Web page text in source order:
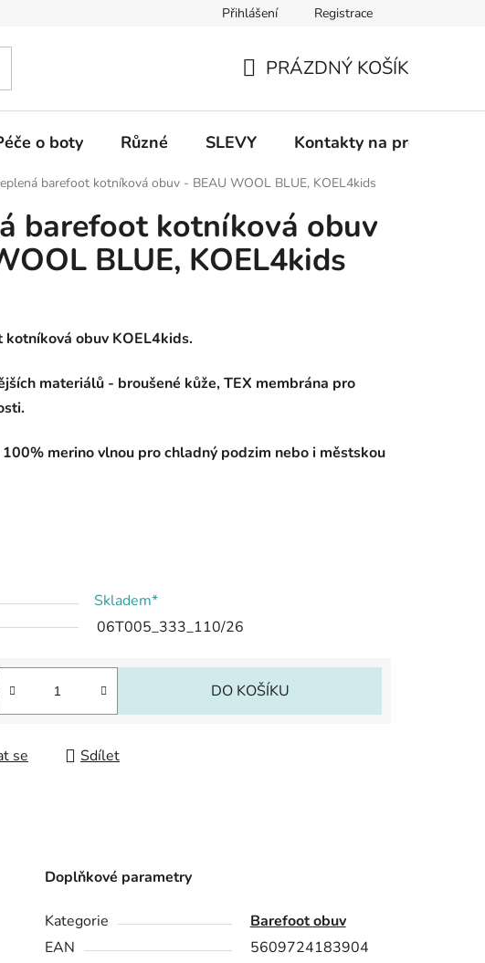
Informace k on-line platbám Odstoupení od
Přihlášení Registrace
KOŠÍK
PRÁZDNÝ KOŠÍK
o boty Různé SLEVY Kontakty na prodejny
barefoot kotníková obuv - BEAU WOOL BLUE, KOEL4kids
barefoot kotníková obuv
BLUE, KOEL4kids
obuv KOEL4kids.
materiálů - broušené kůže, TEX membrána pro
merino vlnou pro chladný podzim nebo i městskou
Skladem*
06T005_333_110/26
DO KOŠÍKU
se Sdílet
Doplňkové parametry
Kategorie
Barefoot obuv
EAN
5609724183904